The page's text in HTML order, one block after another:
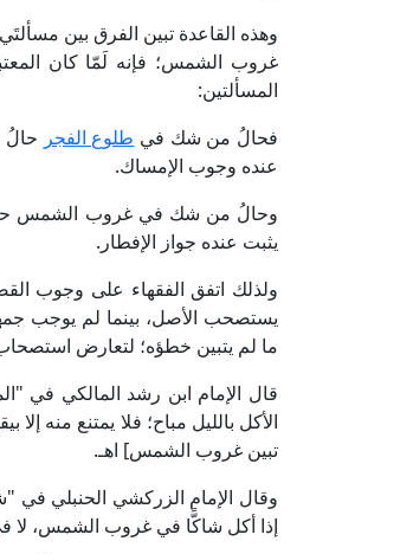
وهذه القاعدة تبين الفرق بين مسألتَي
غروب الشمس؛ فإنه لَمّا كان
المسألتين:
فحالُ من شك في طلوع الفجر حالُ
عنده وجوب الإمساك.
وحالُ من شك في غروب الشمس حالُ
يثبت عنده جواز الإفطار.
ولذلك اتفق الفقهاء على وجوب
يستصحب الأصل، بينما لم يوجب
ما لم يتبين خطؤه؛ لتعارض
الأكل بالليل مباح؛ فلا يمتنع منه
تبين غروب الشمس] اهـ.
إذا أكل شاكًّا في غروب الشمس، لا